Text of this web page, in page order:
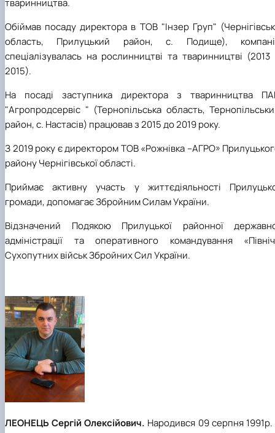
тваринництва.
Обіймав посаду директора в ТОВ "Інзер Груп"
область, Прилуцький район, с. Подище),
спеціалізувалась на рослинництві та тваринництві (2013
2015).
На посаді заступника директора з тваринництва
"Агропродсервіс " (Тернопільська область,
район, с. Настасів) працював з 2015 до 2019 року.
З 2019 року є директором ТОВ «Рожнівка –АГРО»
району Чернігівської області.
Приймає активну участь у життєдіяльності
громади, допомагає Збройним Силам України.
Відзначений Подякою Прилуцької районної
адміністрації та оперативного командування
Сухопутних військ Збройних Сил України.
ЛЕОНЕЦЬ Сергій Олексійович. Народився 09 серпня 1991р.